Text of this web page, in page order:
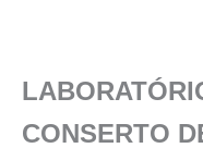
CONSERTO